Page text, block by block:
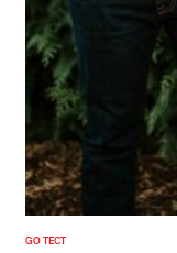
GO ТЕСТ